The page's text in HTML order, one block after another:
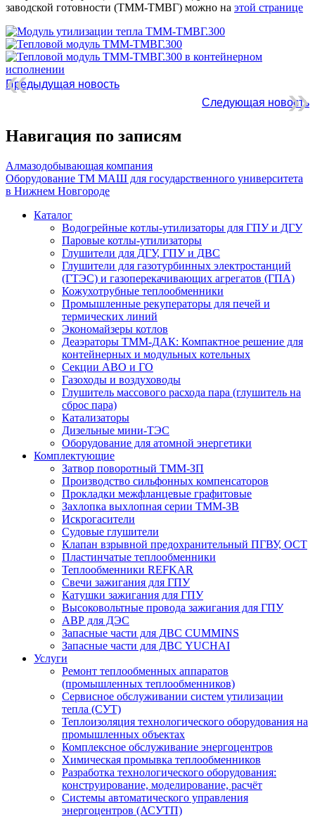
заводской готовности (ТММ-ТМВГ) можно на этой странице
Предыдущая новость
Следующая новость
Навигация по записям
Алмазодобывающая компания
Оборудование ТМ МАШ для государственного университета
в Нижнем Новгороде
Каталог
Водогрейные котлы-утилизаторы для ГПУ и ДГУ
Паровые котлы-утилизаторы
Глушители для ДГУ, ГПУ и ДВС
Глушители для газотурбинных электростанций
(ГТЭС) и газоперекачивающих агрегатов (ГПА)
Кожухотрубные теплообменники
Промышленные рекуператоры для печей и
термических линий
Экономайзеры котлов
Деаэраторы ТММ-ДАК: Компактное решение для
контейнерных и модульных котельных
Секции АВО и ГО
Газоходы и воздуховоды
Глушитель массового расхода пара (глушитель на
сброс пара)
Катализаторы
Дизельные мини-ТЭС
Оборудование для атомной энергетики
Комплектующие
Затвор поворотный ТММ-ЗП
Производство сильфонных компенсаторов
Прокладки межфланцевые графитовые
Захлопка выхлопная серии ТММ-ЗВ
Искрогасители
Судовые глушители
Клапан взрывной предохранительный ПГВУ, ОСТ
Пластинчатые теплообменники
Теплообменники REFKAR
Свечи зажигания для ГПУ
Катушки зажигания для ГПУ
Высоковольтные провода зажигания для ГПУ
АВР для ДЭС
Запасные части для ДВС CUMMINS
Запасные части для ДВС YUCHAI
Услуги
Ремонт теплообменных аппаратов
(промышленных теплообменников)
Сервисное обслуживании систем утилизации
тепла (СУТ)
Теплоизоляция технологического оборудования на
промышленных объектах
Комплексное обслуживание энергоцентров
Химическая промывка теплообменников
Разработка технологического оборудования:
конструирование, моделирование, расчёт
Системы автоматического управления
энергоцентров (АСУТП)